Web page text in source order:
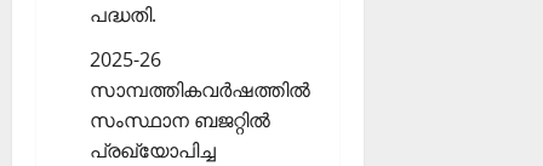
പദ്ധതി.
2025-26
സാമ്പത്തികവര്‍ഷത്തില്‍
സംസ്ഥാന ബജറ്റില്‍
പ്രഖ്യോപിച്ച